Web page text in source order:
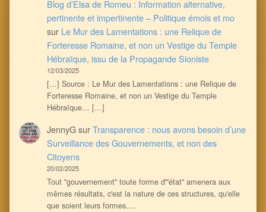
Blog d’Elsa de Romeu : Information alternative,
pertinente et impertinente – Politique émois et mo
sur Le Mur des Lamentations : une Relique de
Forteresse Romaine, et non un Vestige du Temple
Hébraïque, issu de la Propagande Sioniste
12/03/2025
[…] Source : Le Mur des Lamentations : une Relique de
Forteresse Romaine, et non un Vestige du Temple
Hébraïque… […]
JennyGsurTransparence : nous avons besoin d’une
Surveillance des Gouvernements, et non des
Citoyens
20/02/2025
Tout ''gouvernement'' toute forme d'''état'' amenera aux
mêmes résultats, c'est la nature de ces structures, qu'elle
que soient leurs formes.…